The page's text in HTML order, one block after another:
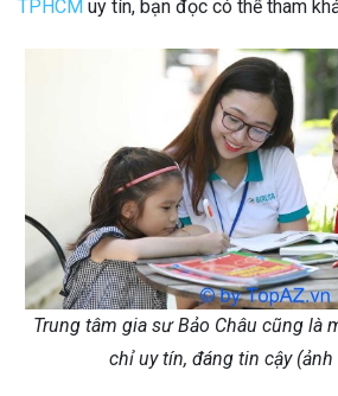
TPHCM uy tín, bạn đọc có thể tham
Trung tâm gia sư Bảo Châu cũng là
chỉ uy tín, đáng tin cậy